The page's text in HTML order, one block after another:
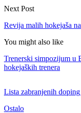
Next Post
Revija malih hokejaša
You might also like
Trenerski simpozijum u
hokejaških trenera
Lista zabranjenih
Ostalo